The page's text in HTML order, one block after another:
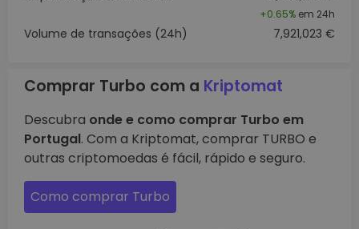
+0.65% em 24h
Volume de transações (24h) 7,921,023 €
Comprar Turbo com a Kriptomat
Descubra onde e como comprar Turbo em
Portugal. Com a Kriptomat, comprar TURBO e
outras criptomoedas é fácil, rápido e seguro.
Como comprar Turbo